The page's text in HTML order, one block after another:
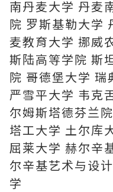
南丹麦大学 丹麦
院 罗斯基勒大学
麦教育大学 挪威
斯陆高等学院 斯
院 哥德堡大学 瑞
严雪平大学 韦克
尔姆斯塔德芬兰
塔工大学 土尔库
屈莱大学 赫尔辛
尔辛基艺术与设
学